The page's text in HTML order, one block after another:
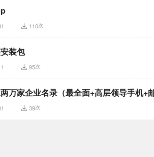
110次
装包
95次
万家企业名录（最全面+高层领导手机+
39次